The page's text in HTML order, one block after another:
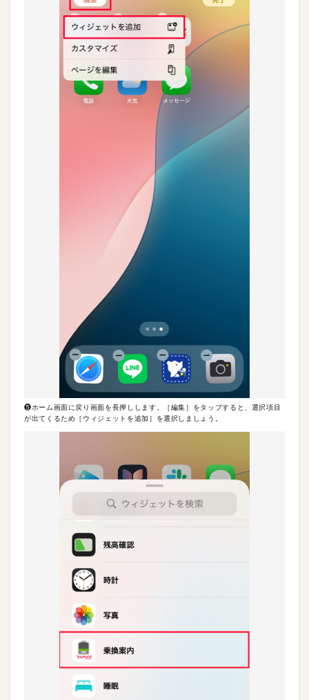
❺ホーム画面に戻り画面を長押しします。［編集］をタップすると、選択項目
が出てくるため［ウィジェットを追加］を選択しましょう。